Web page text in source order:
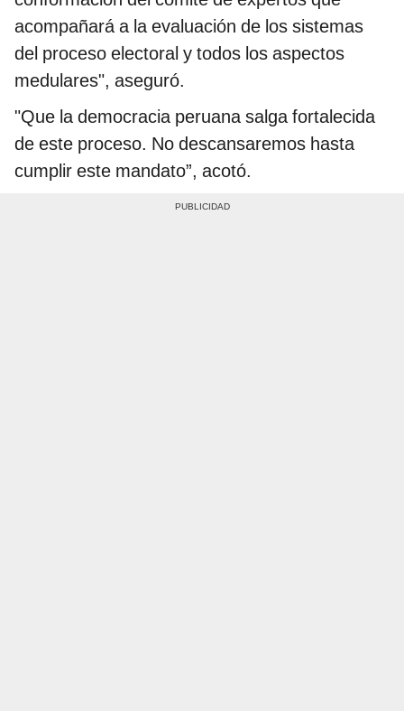
acompañará a la evaluación de los sistemas
del proceso electoral y todos los aspectos
medulares", aseguró.
"Que la democracia peruana salga fortalecida
de este proceso. No descansaremos hasta
cumplir este mandato”, acotó.